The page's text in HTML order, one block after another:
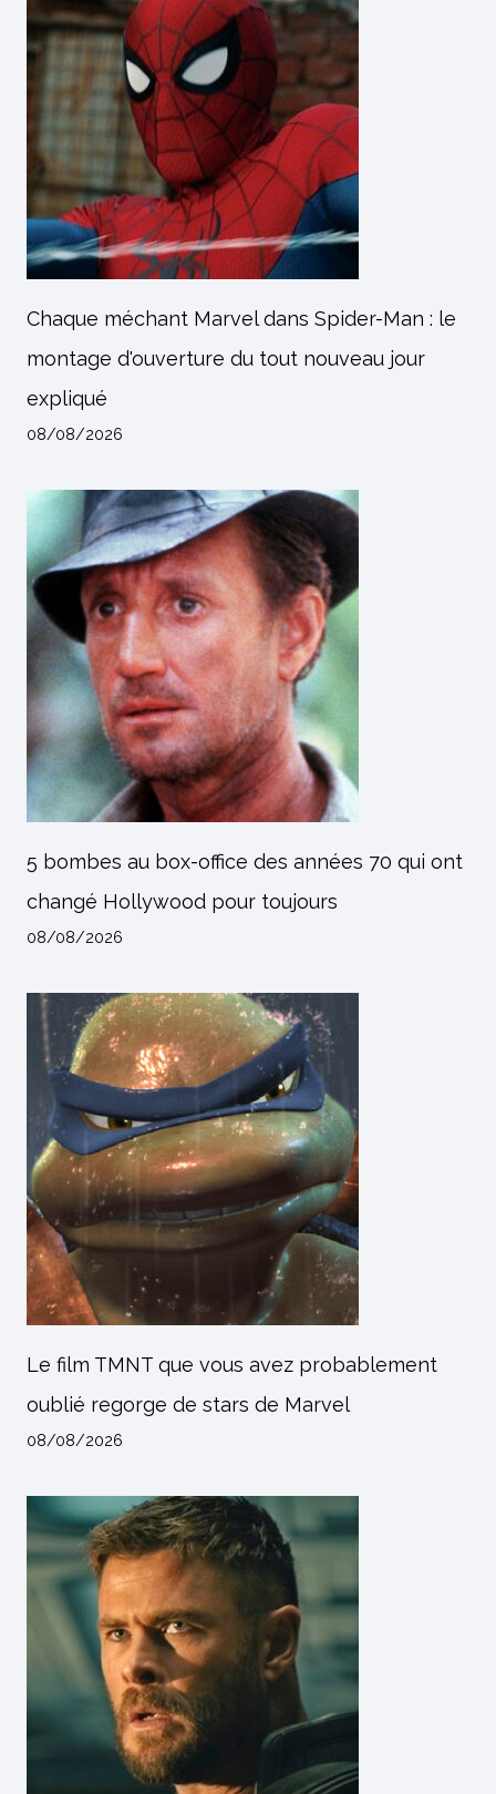
Chaque méchant Marvel dans Spider-Man : le
montage d'ouverture du tout nouveau jour
expliqué
08/08/2026
5 bombes au box-office des années 70 qui ont
changé Hollywood pour toujours
08/08/2026
Le film TMNT que vous avez probablement
oublié regorge de stars de Marvel
08/08/2026